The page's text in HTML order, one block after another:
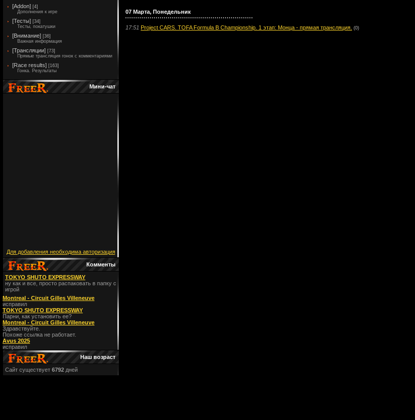
[Addon] [4]
Дополнения к игре
[Тесты] [34]
Тесты, покатушки
[Внимание] [36]
Важная информация
[Трансляции] [73]
Прямые трансляция гонок с комментариями
[Race results] [163]
Гонка. Результаты
Мини-чат
Для добавления необходима авторизация
Комменты
TOKYO SHUTO EXPRESSWAY
ну как и все, просто распаковать в папку с
игрой
Montreal - Circuit Gilles Villeneuve
исправил
TOKYO SHUTO EXPRESSWAY
Парни, как установить ее?
Montreal - Circuit Gilles Villeneuve
Здравствуйте.
Похоже ссылка не работает.
Avus 2025
исправил
Наш возраст
Сайт существует 6792 дней
07 Марта, Понедельник
17:51 Project CARS. TOFA Formula B Championship. 1 этап: Монца - прямая трансляция. (0)